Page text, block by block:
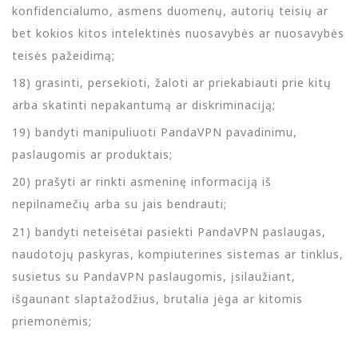
konfidencialumo, asmens duomenų, autorių teisių ar
bet kokios kitos intelektinės nuosavybės ar nuosavybės
teisės pažeidimą;
18) grasinti, persekioti, žaloti ar priekabiauti prie kitų
arba skatinti nepakantumą ar diskriminaciją;
19) bandyti manipuliuoti PandaVPN pavadinimu,
paslaugomis ar produktais;
20) prašyti ar rinkti asmeninę informaciją iš
nepilnamečių arba su jais bendrauti;
21) bandyti neteisėtai pasiekti PandaVPN paslaugas,
naudotojų paskyras, kompiuterines sistemas ar tinklus,
susietus su PandaVPN paslaugomis, įsilaužiant,
išgaunant slaptažodžius, brutalia jėga ar kitomis
priemonėmis;